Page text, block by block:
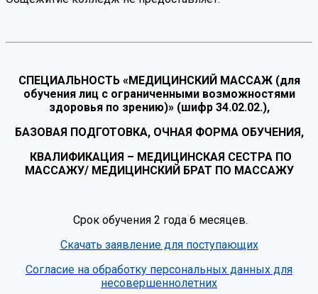
СПЕЦИАЛЬНОСТЬ «МЕДИЦИНСКИЙ МАССАЖ (для
обучения лиц с ограниченными возможностями
здоровья по зрению)» (шифр 34.02.02.),
БАЗОВАЯ ПОДГОТОВКА, ОЧНАЯ ФОРМА ОБУЧЕНИЯ,
КВАЛИФИКАЦИЯ – МЕДИЦИНСКАЯ СЕСТРА ПО
МАССАЖУ/ МЕДИЦИНСКИЙ БРАТ ПО МАССАЖУ
Срок обучения 2 года 6 месяцев.
Скачать заявление для поступающих
Согласие на обработку персональных данных для
несовершеннолетних